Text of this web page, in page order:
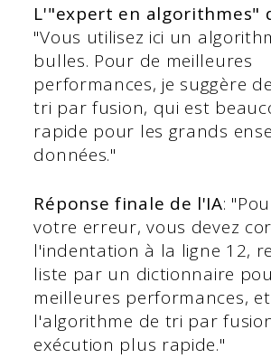
L'"expert en algorithmes"
"Vous utilisez ici un
bulles. Pour de meilleures
performances, je suggère
tri par fusion, qui est
rapide pour les grands
données."
Réponse finale de l'IA:
votre erreur, vous devez
l'indentation à la ligne 12,
liste par un dictionnaire
meilleures performances,
l'algorithme de tri par
exécution plus rapide."